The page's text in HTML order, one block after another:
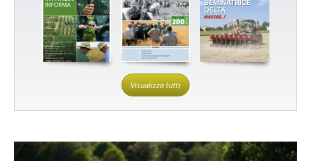
Visualizza tutti